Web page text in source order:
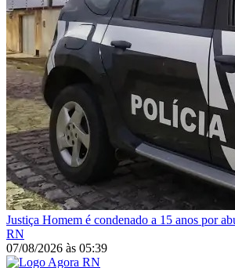
Justiça Homem é condenado a 15 anos por
RN
07/08/2026 às 05:39